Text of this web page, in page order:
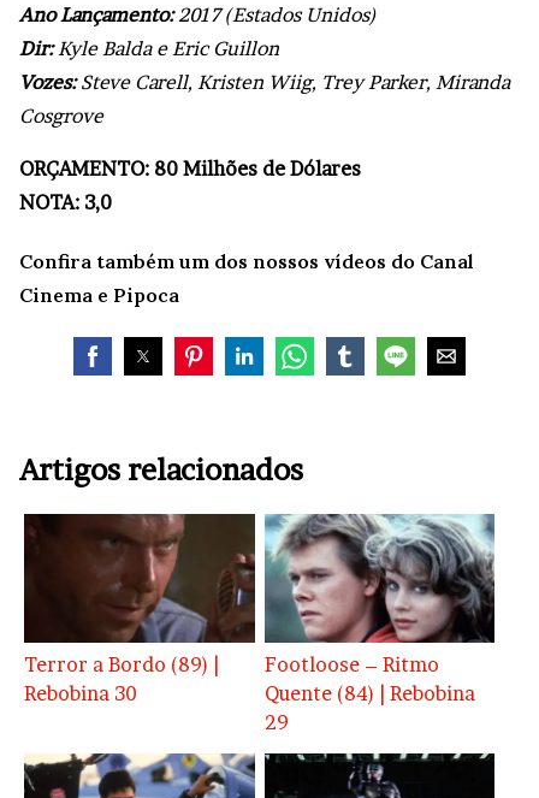
Ano Lançamento:2017 (Estados Unidos)
Dir:Kyle Balda e Eric Guillon
Vozes:Steve Carell, Kristen Wiig, Trey Parker, Miranda
Cosgrove
ORÇAMENTO: 80 Milhões de Dólares
NOTA: 3,0
Confira também um dos nossos vídeos do Canal
Cinema e Pipoca
Artigos relacionados
Terror a Bordo (89) |
Rebobina 30
Footloose – Ritmo
Quente (84) | Rebobina
29